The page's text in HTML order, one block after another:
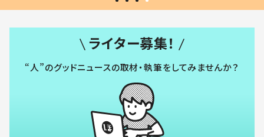
ライター募集！
“人”のグッドニュースの取材・執筆をしてみませんか？